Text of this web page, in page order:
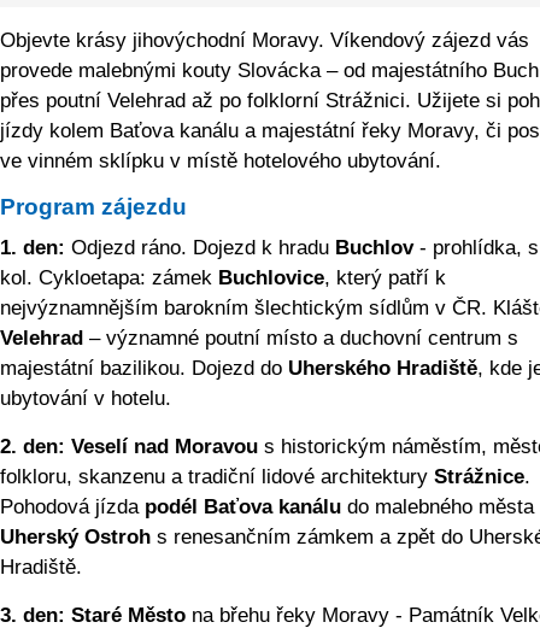
Objevte krásy jihovýchodní Moravy. Víkendový zájezd vás
provede malebnými kouty Slovácka – od majestátního
přes poutní Velehrad až po folklorní Strážnici. Užijete si
jízdy kolem Baťova kanálu a majestátní řeky Moravy, či
ve vinném sklípku v místě hotelového ubytování.
Program zájezdu
1. den: Odjezd ráno. Dojezd k hradu Buchlov - prohlídka,
kol. Cykloetapa: zámek Buchlovice, který patří k
nejvýznamnějším barokním šlechtickým sídlům v ČR.
Velehrad – významné poutní místo a duchovní centrum s
majestátní bazilikou. Dojezd do Uherského Hradiště, kde
ubytování v hotelu.
2. den: Veselí nad Moravou s historickým náměstím,
folkloru, skanzenu a tradiční lidové architektury Strážnice.
Pohodová jízda podél Baťova kanálu do malebného města
Uherský Ostroh s renesančním zámkem a zpět do
Hradiště.
3. den: Staré Město na břehu řeky Moravy - Památník